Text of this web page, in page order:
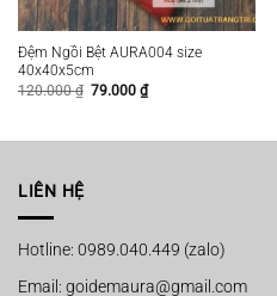
Đệm Ngồi Bệt AURA004 size
40x40x5cm
120.000₫ Giá
79.000₫Giá
LIÊN HỆ
Hotline: 0989.040.449 (zalo)
Email: goidemaura@gmail.com